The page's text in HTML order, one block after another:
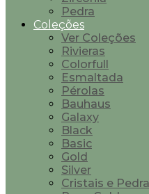
Pedra
Coleções
Ver Coleções
Rivieras
Colorfull
Esmaltada
Pérolas
Bauhaus
Galaxy
Black
Basic
Gold
Silver
Cristais e